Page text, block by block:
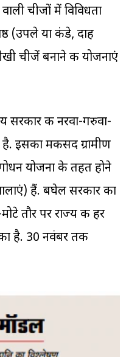
चीजों में विविधता
(उपले या कंडे, दाह
चीजें बनाने की योजनाएं
सरकार की नरवा-गरुवा-
है. इसका मकसद ग्रामीण
योजना के तहत होने
हैं. बघेल सरकार का
तौर पर राज्य की हर
है. 30 नवंबर तक